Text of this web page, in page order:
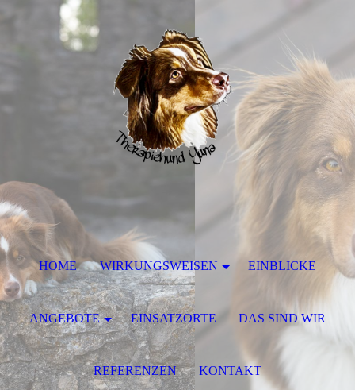
HOME WIRKUNGSWEISEN EINBLICKE
ANGEBOTE EINSATZORTE DAS SIND WIR
REFERENZEN KONTAKT